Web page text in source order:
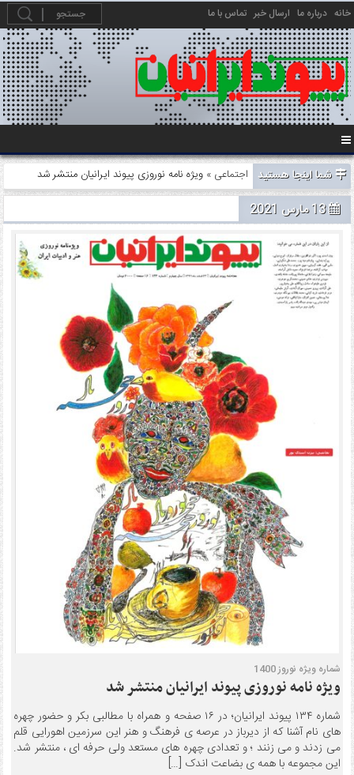
خانه درباره ما ارسال خبر تماس با ما
شما اینجا هستید اجتماعی » ویژه نامه نوروزی پیوند ایرانیان منتشر شد
13 مارس 2021
شماره ویژه نوروز 1400
ویژه نامه نوروزی پیوند ایرانیان منتشر شد
شماره ۱۳۴ پیوند ایرانیان؛ در ۱۶ صفحه و همراه با مطالبی بکر و حضور چهره
های نام آشنا که از دیرباز در عرصه ی فرهنگ و هنر این سرزمین اهورایی قلم
می زدند و می زنند ؛ و تعدادی چهره های مستعد ولی حرفه ای ، منتشر شد.
این مجموعه با همه ی بضاعت اندک […]